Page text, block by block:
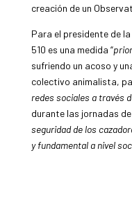
creación de un
Para el presidente de
510 es una medida “
sufriendo un acoso y
colectivo animalista,
redes sociales a través
durante las jornadas
seguridad de los
y fundamental a nivel